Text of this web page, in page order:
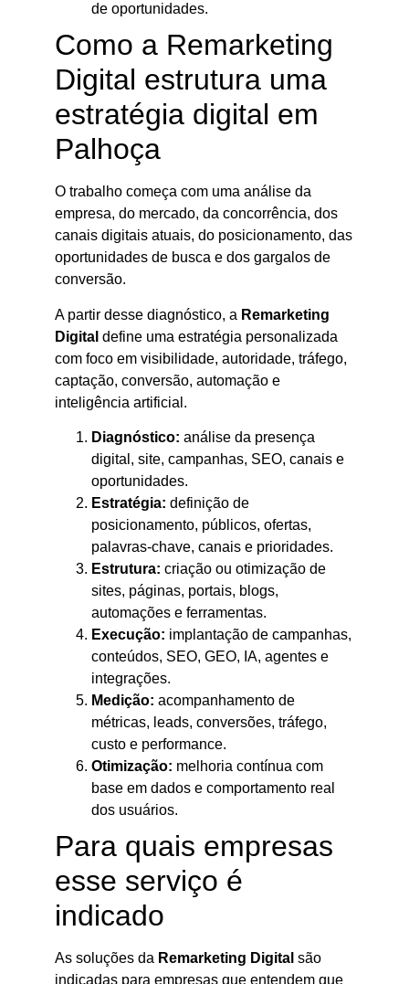
de oportunidades.
Como a Remarketing
Digital estrutura uma
estratégia digital em
Palhoça
O trabalho começa com uma análise da
empresa, do mercado, da concorrência, dos
canais digitais atuais, do posicionamento, das
oportunidades de busca e dos gargalos de
conversão.
A partir desse diagnóstico, a Remarketing
Digital define uma estratégia personalizada
com foco em visibilidade, autoridade, tráfego,
captação, conversão, automação e
inteligência artificial.
Diagnóstico: análise da presença
digital, site, campanhas, SEO, canais e
oportunidades.
Estratégia: definição de
posicionamento, públicos, ofertas,
palavras-chave, canais e prioridades.
Estrutura: criação ou otimização de
sites, páginas, portais, blogs,
automações e ferramentas.
Execução: implantação de campanhas,
conteúdos, SEO, GEO, IA, agentes e
integrações.
Medição: acompanhamento de
métricas, leads, conversões, tráfego,
custo e performance.
Otimização: melhoria contínua com
base em dados e comportamento real
dos usuários.
Para quais empresas
esse serviço é
indicado
As soluções da Remarketing Digital são
indicadas para empresas que entendem que